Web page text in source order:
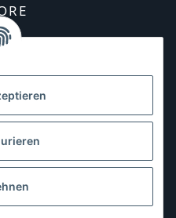
Uhr
Uhr
Uhr